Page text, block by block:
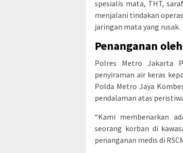
spesialis mata, THT,
menjalani tindakan
jaringan mata yang rusak.
Penanganan
Polres Metro Jakarta
penyiraman air keras
Polda Metro Jaya
pendalaman atas
“Kami membenarkan
seorang korban di
penanganan medis di